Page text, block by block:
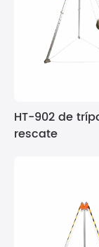
HT-902 de
rescate